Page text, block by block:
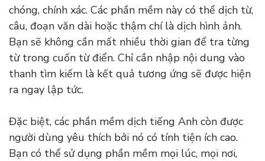
chóng, chính xác. Các phần mềm này có thể dịch từ,
câu, đoạn văn dài hoặc thậm chí là dịch hình ảnh.
Bạn sẽ không cần mất nhiều thời gian để tra từng
từ trong cuốn từ điển. Chỉ cần nhập nội dung vào
thanh tìm kiếm là kết quả tương ứng sẽ được hiện
ra ngay lập tức.
Đặc biệt, các phần mềm dịch tiếng Anh còn được
người dùng yêu thích bởi nó có tính tiện ích cao.
Bạn có thể sử dụng phần mềm mọi lúc, mọi nơi,